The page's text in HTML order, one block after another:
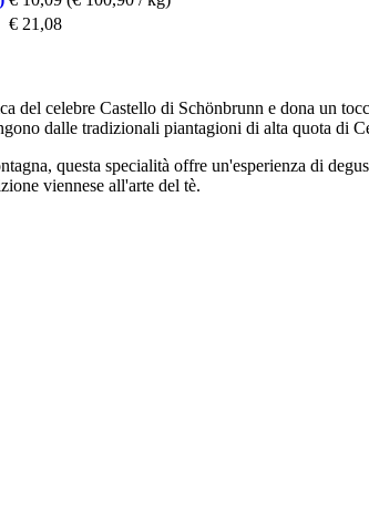
€ 21,08
del celebre Castello di Schönbrunn e dona un
dalle tradizionali piantagioni di alta quota di
questa specialità offre un'esperienza di
viennese all'arte del tè.